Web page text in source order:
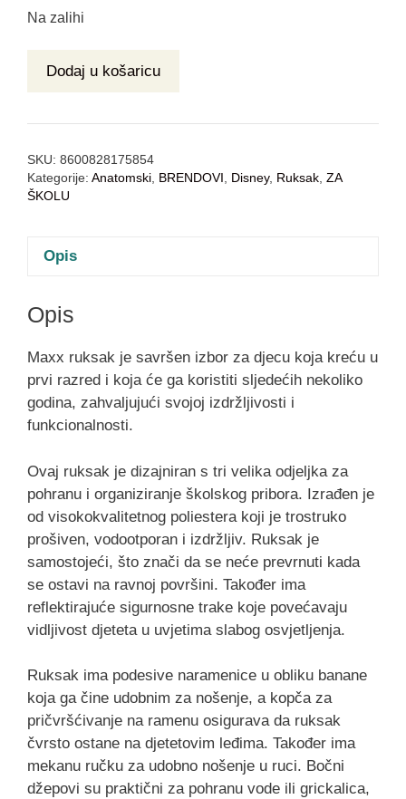
Na zalihi
Dodaj u košaricu
SKU: 8600828175854
Kategorije: Anatomski BRENDOVI Disney, Ruksak ZA
ŠKOLU
Opis
Opis
Maxx ruksak je savršen izbor za djecu koja kreću u
prvi razred i koja će ga koristiti sljedećih nekoliko
godina, zahvaljujući svojoj izdržljivosti i
funkcionalnosti.
Ovaj ruksak je dizajniran s tri velika odjeljka za
pohranu i organiziranje školskog pribora. Izrađen je
od visokokvalitetnog poliestera koji je trostruko
prošiven, vodootporan i izdržljiv. Ruksak je
samostojeći, što znači da se neće prevrnuti kada
se ostavi na ravnoj površini. Također ima
reflektirajuće sigurnosne trake koje povećavaju
vidljivost djeteta u uvjetima slabog osvjetljenja.
Ruksak ima podesive naramenice u obliku banane
koja ga čine udobnim za nošenje, a kopča za
pričvršćivanje na ramenu osigurava da ruksak
čvrsto ostane na djetetovim leđima. Također ima
mekanu ručku za udobno nošenje u ruci. Bočni
džepovi su praktični za pohranu vode ili grickalica,